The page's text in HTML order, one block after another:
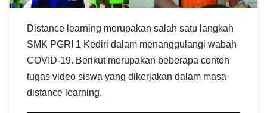
Distance learning merupakan salah satu langkah
SMK PGRI 1 Kediri dalam menanggulangi wabah
COVID-19. Berikut merupakan beberapa contoh
tugas video siswa yang dikerjakan dalam masa
distance learning.